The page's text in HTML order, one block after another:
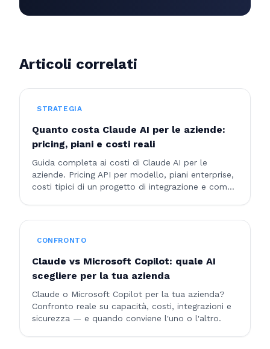
Articoli correlati
STRATEGIA
Quanto costa Claude AI per le aziende:
pricing, piani e costi reali
Guida completa ai costi di Claude AI per le
aziende. Pricing API per modello, piani enterprise,
costi tipici di un progetto di integrazione e come
CONFRONTO
Claude vs Microsoft Copilot: quale AI
scegliere per la tua azienda
Claude o Microsoft Copilot per la tua azienda?
Confronto reale su capacità, costi, integrazioni e
sicurezza — e quando conviene l'uno o l'altro.